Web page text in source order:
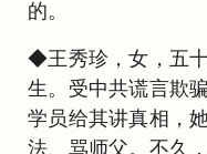
的。
◆王秀珍，女，五
生。受中共谎言欺
学员给其讲真相，
法、骂师父。不久